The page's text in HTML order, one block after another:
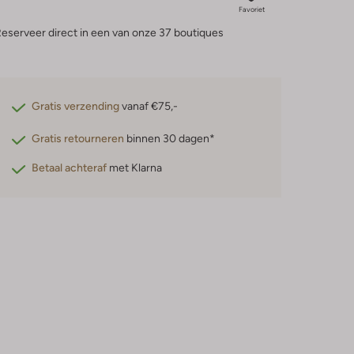
Favoriet
direct in een van onze 37 boutiques
Gratis verzendingvanaf €75,-
Gratis retourneren binnen 30 dagen*
Betaal achteraf met Klarna